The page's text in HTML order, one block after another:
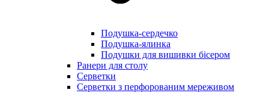
Подушка-сердечко
Подушка-ялинка
Подушки для вишивки бісером
Ранери для столу
Серветки
Серветки з перфорованим мереживом